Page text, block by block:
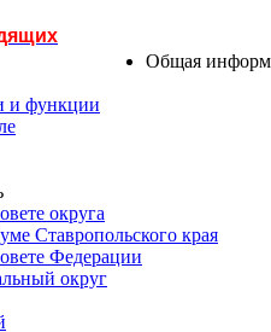
Общая
и функции
округа
Ставропольского края
Федерации
округ